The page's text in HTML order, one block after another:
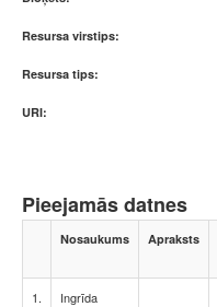
Resursa virstips:
Resursa tips:
URI:
Pieejamās datnes
Nosaukums Apraksts
1.
Ingrīda